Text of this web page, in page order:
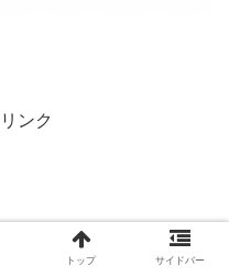
ンク
トップ サイドバー